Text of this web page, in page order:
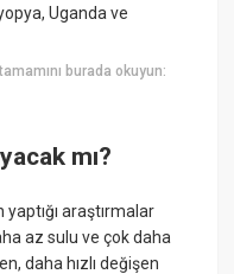
Uganda ve
burada okuyun:
mı?
yaptığı araştırmalar
az sulu ve çok daha
daha hızlı değişen